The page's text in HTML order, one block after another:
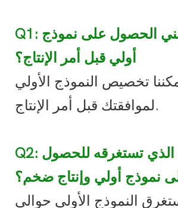
Q1: هل يمكنني الحصول على نموذج
أولي قبل أمر الإنتاج؟
تخصيص النموذج الأولي
لموافقتك قبل أمر الإنتاج.
Q2: ما هو الوقت الذي تستغرقه للحصول
نموذج أولي وإنتاج ضخم؟
النموذج الأولي حوالي